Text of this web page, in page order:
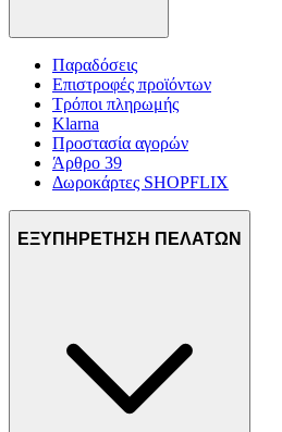
Παραδόσεις
Επιστροφές προϊόντων
Τρόποι πληρωμής
Klarna
Προστασία αγορών
Άρθρο 39
Δωροκάρτες SHOPFLIX
ΕΞΥΠΗΡΕΤΗΣΗ ΠΕΛΑΤΩΝ